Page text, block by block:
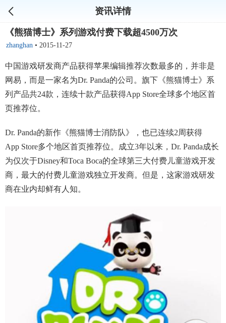
资讯详情
《熊猫博士》系列游戏付费下载超4500万次
zhanghan • 2015-11-27
中国游戏研发商产品获得苹果编辑推荐次数最多的，并非是
网易，而是一家名为Dr. Panda的公司。旗下《熊猫博士》系
列产品共24款，连续十款产品获得App Store全球多个地区首
页推荐位。
Dr. Panda的新作《熊猫博士消防队》，也已连续2周获得
App Store多个地区首页推荐位。成立3年以来，Dr. Panda成长
为仅次于Disney和Toca Boca的全球第三大付费儿童游戏开发
商，最大的付费儿童游戏独立开发商。但是，这家游戏研发
商在业内却鲜有人知。